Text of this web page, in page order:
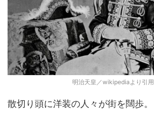
明治天皇／wikipediaより引用
散切り頭に洋装の人々が街を闊歩。